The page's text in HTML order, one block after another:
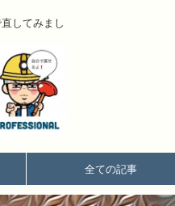
してみまし
全ての記事